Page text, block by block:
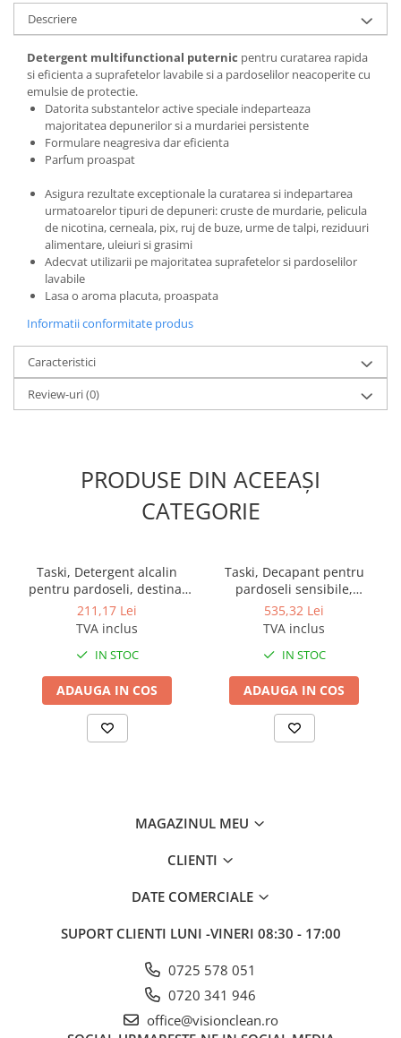
Descriere
Detergent multifunctional puternic pentru curatarea rapida
si eficienta a suprafetelor lavabile si a pardoselilor neacoperite cu
emulsie de protectie.
Datorita substantelor active speciale indeparteaza
majoritatea depunerilor si a murdariei persistente
Formulare neagresiva dar eficienta
Parfum proaspat
Asigura rezultate exceptionale la curatarea si indepartarea
urmatoarelor tipuri de depuneri: cruste de murdarie, pelicula
de nicotina, cerneala, pix, ruj de buze, urme de talpi, reziduuri
alimentare, uleiuri si grasimi
Adecvat utilizarii pe majoritatea suprafetelor si pardoselilor
lavabile
Lasa o aroma placuta, proaspata
Informatii conformitate produs
Caracteristici
Review-uri(0)
PRODUSE DIN ACEEAȘI
CATEGORIE
Taski, Detergent alcalin
pentru pardoseli, destinat
curatarilor grele Jontec
Total, 5L
211,17 Lei
TVA inclus
IN STOC
ADAUGA IN COS
Taski, Decapant pentru
pardoseli sensibile,
compatibil cu linoleumul
Jontec Linosafe, 5L
535,32 Lei
TVA inclus
IN STOC
ADAUGA IN COS
MAGAZINUL MEU
CLIENTI
DATE COMERCIALE
SUPORT CLIENTI LUNI -VINERI 08:30 - 17:00
0725 578 051
0720 341 946
office@visionclean.ro